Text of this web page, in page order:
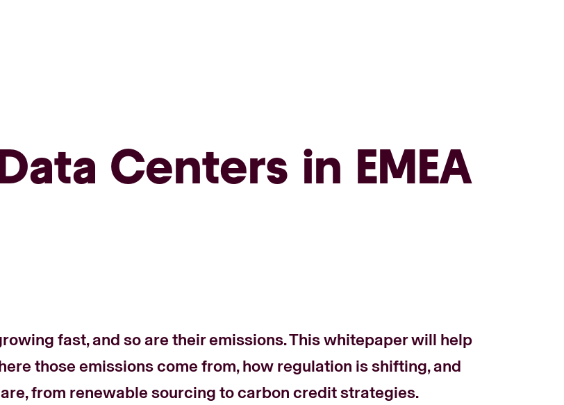
Centers in EMEA
fast, and so are their emissions. This whitepaper will help
those emissions come from, how regulation is shifting, and
from renewable sourcing to carbon credit strategies.